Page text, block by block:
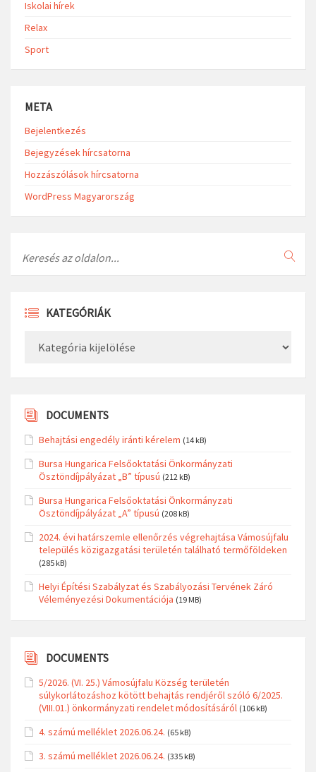
Iskolai hírek
Relax
Sport
META
Bejelentkezés
Bejegyzések hírcsatorna
Hozzászólások hírcsatorna
WordPress Magyarország
KATEGÓRIÁK
DOCUMENTS
Behajtási engedély iránti kérelem (14 kB)
Bursa Hungarica Felsőoktatási Önkormányzati
Ösztöndíjpályázat „B” típusú (212 kB)
Bursa Hungarica Felsőoktatási Önkormányzati
Ösztöndíjpályázat „A” típusú (208 kB)
2024. évi határszemle ellenőrzés végrehajtása Vámosújfalu
település közigazgatási területén található termőföldeken
(285 kB)
Helyi Építési Szabályzat és Szabályozási Tervének Záró
Véleményezési Dokumentációja (19 MB)
DOCUMENTS
5/2026. (VI. 25.) Vámosújfalu Község területén
súlykorlátozáshoz kötött behajtás rendjéről szóló 6/2025.
(VIII.01.) önkormányzati rendelet módosításáról (106 kB)
4. számú melléklet 2026.06.24. (65 kB)
3. számú melléklet 2026.06.24. (335 kB)